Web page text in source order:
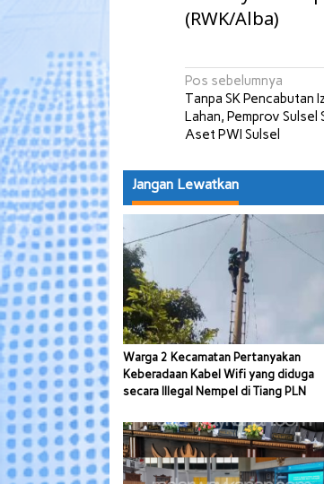
(RWK/Alba)
Navigasi
pos
Pos sebelumnya
Tanpa SK Pencabutan
Lahan, Pemprov Sulsel
Aset PWI Sulsel
Jangan Lewatkan
Warga 2 Kecamatan Pertanyakan
Keberadaan Kabel Wifi yang diduga
secara Illegal Nempel di Tiang PLN